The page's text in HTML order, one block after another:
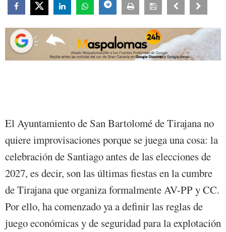
El Ayuntamiento de San Bartolomé de Tirajana no
quiere improvisaciones porque se juega una cosa: la
celebración de Santiago antes de las elecciones de
2027, es decir, son las últimas fiestas en la cumbre
de Tirajana que organiza formalmente AV-PP y CC.
Por ello, ha comenzado ya a definir las reglas de
juego económicas y de seguridad para la explotación